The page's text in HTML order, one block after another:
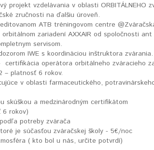
projekt vzdelávania v oblasti ORBITÁLNEHO
zručnosti na ďalšiu úroveň.
ATB tréningovom centre
orbitálnom zariadení AXXAIR od spoločnosti
servisom.
IWE s koordináciou inštruktora zvárania.
certifikácia operátora orbitálneho zváracieho
– platnosť 6 rokov.
v oblasti farmaceutického,
skúškou a medzinárodným certifikátom
6 rokov)
potreby zvárača
je súčasťou zváračskej školy - 5€/noc
( kto bol u nás, určite potvrdí)